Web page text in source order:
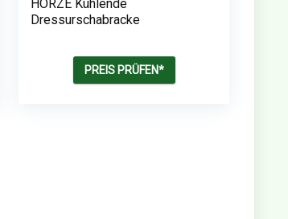
HORZE Kühlende
Dressurschabracke
PREIS PRÜFEN*